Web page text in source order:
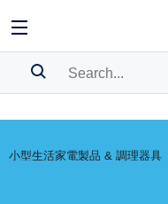
BOOKMARK
小型生活家電製品 & 調理器具